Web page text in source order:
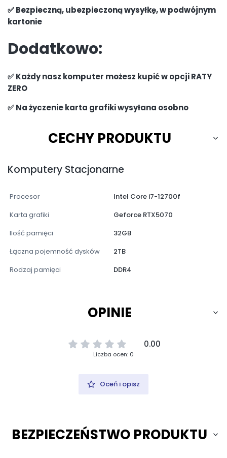
✅ Bezpieczną, ubezpieczoną wysyłkę, w podwójnym
kartonie
Dodatkowo:
✅ Każdy nasz komputer możesz kupić w opcji RATY
ZERO
✅ Na życzenie karta grafiki wysyłana osobno
CECHY PRODUKTU
Komputery Stacjonarne
Procesor
Intel Core i7-12700f
Karta grafiki
Geforce RTX5070
Ilość pamięci
32GB
Łączna pojemność dysków
2TB
Rodzaj pamięci
DDR4
OPINIE
0.00
Liczba ocen: 0
Oceń i opisz
BEZPIECZEŃSTWO PRODUKTU